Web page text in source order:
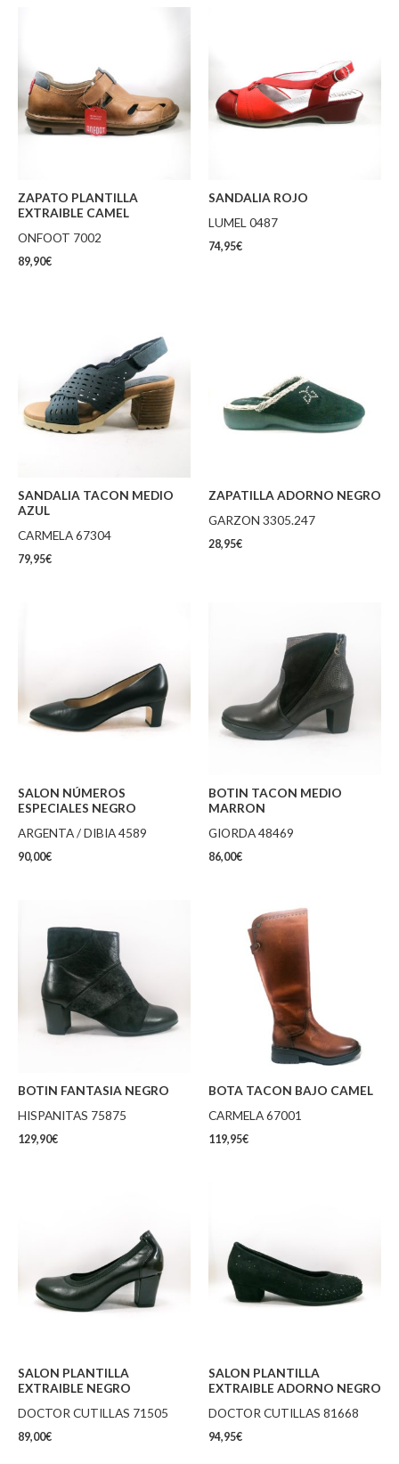
ZAPATO PLANTILLA
EXTRAIBLE CAMEL
ONFOOT 7002
89,90€
SANDALIA ROJO
LUMEL 0487
74,95€
SANDALIA TACON MEDIO
AZUL
CARMELA 67304
79,95€
ZAPATILLA ADORNO NEGRO
GARZON 3305.247
28,95€
SALON NÚMEROS
ESPECIALES NEGRO
ARGENTA / DIBIA 4589
90,00€
BOTIN TACON MEDIO
MARRON
GIORDA 48469
86,00€
BOTIN FANTASIA NEGRO
HISPANITAS 75875
129,90€
BOTA TACON BAJO CAMEL
CARMELA 67001
119,95€
SALON PLANTILLA
EXTRAIBLE NEGRO
DOCTOR CUTILLAS 71505
89,00€
SALON PLANTILLA
EXTRAIBLE ADORNO NEGRO
DOCTOR CUTILLAS 81668
94,95€